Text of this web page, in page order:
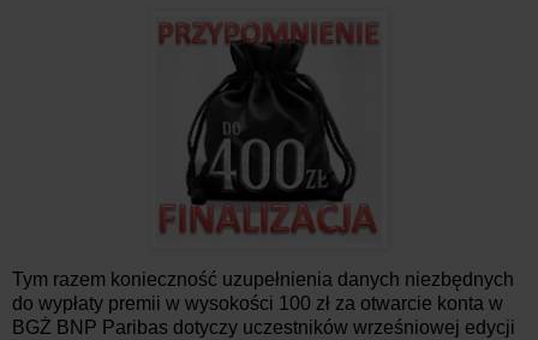
Tym razem konieczność uzupełnienia danych niezbędnych
do wypłaty premii w wysokości 100 zł za otwarcie konta w
BGŻ BNP Paribas dotyczy uczestników wrześniowej edycji